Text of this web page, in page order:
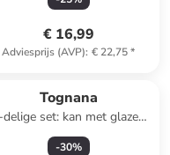
€ 16,99
Adviesprijs (AVP): € 22,75*
Tognana
delige set: kan met glazen
"Lyra"
-30%